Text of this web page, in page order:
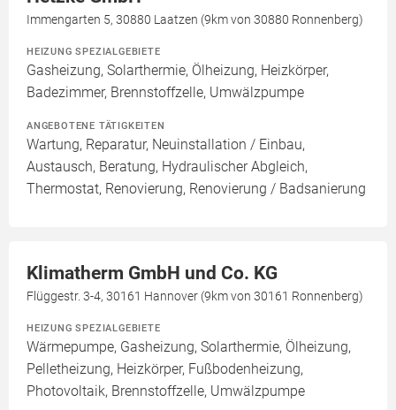
Immengarten 5, 30880 Laatzen (9km von 30880 Ronnenberg)
HEIZUNG SPEZIALGEBIETE
Gasheizung, Solarthermie, Ölheizung, Heizkörper,
Badezimmer, Brennstoffzelle, Umwälzpumpe
ANGEBOTENE TÄTIGKEITEN
Wartung, Reparatur, Neuinstallation / Einbau,
Austausch, Beratung, Hydraulischer Abgleich,
Thermostat, Renovierung, Renovierung / Badsanierung
Klimatherm GmbH und Co. KG
Flüggestr. 3-4, 30161 Hannover (9km von 30161 Ronnenberg)
HEIZUNG SPEZIALGEBIETE
Wärmepumpe, Gasheizung, Solarthermie, Ölheizung,
Pelletheizung, Heizkörper, Fußbodenheizung,
Photovoltaik, Brennstoffzelle, Umwälzpumpe